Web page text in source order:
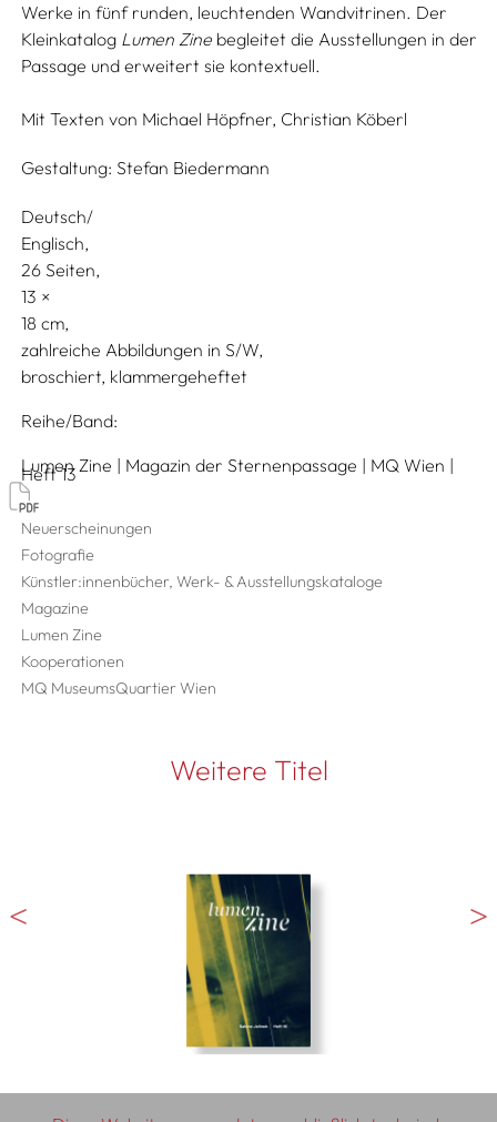
Werke in fünf runden, leuchtenden Wandvitrinen. Der
Kleinkatalog Lumen Zine begleitet die Ausstellungen in der
Passage und erweitert sie kontextuell.
Mit Texten von Michael Höpfner, Christian Köberl
Gestaltung: Stefan Biedermann
Deutsch/
Englisch
26 Seiten,
13
18
zahlreiche Abbildungen in S/W
broschiert, klammergeheftet
Reihe/Band
Lumen Zine | Magazin der Sternenpassage | MQ Wien |
Heft 13
Neuerscheinungen
Fotografie
Künstler:innenbücher, Werk- & Ausstellungskataloge
Magazine
Lumen Zine
Kooperationen
MQ MuseumsQuartier Wien
Weitere Titel